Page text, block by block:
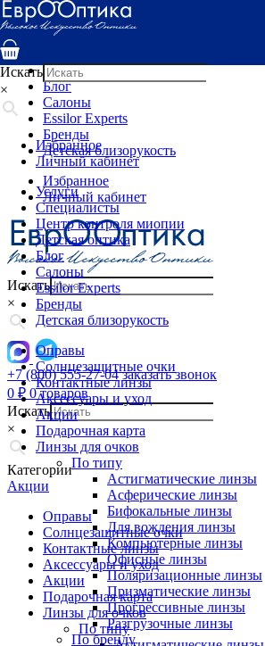
Услуги
Специалисты
Детская оптика
Блог
Салоны
Essilor Experts
Бренды
Детская близорукость
Избранное
Личный кабинет
Искать
×
+7 (800) 555-27-04 заказать звонок
0 ₽ 0 товаров
Искать
×
Категории
Акции
Оправы
Солнцезащитные очки
Контактные линзы
Аксессуары и уход
Акции
Подарочная карта
Линзы для очков
По типу
Искать
×
Избранное
Личный кабинет
Услуги
Специалисты
Центр контроля миопии
Детская оптика
Блог
Салоны
Essilor Experts
Бренды
Детская близорукость
Оправы
Солнцезащитные очки
Контактные линзы
Аксессуары и уход
Акции
Подарочная карта
Линзы для очков
По типу
Астигматические линзы
Асферические линзы
Бифокальные линзы
Для вождения линзы
Компьютерные линзы
Офисные линзы
Поляризационные линзы
Призматические линзы
Прогрессивные линзы
Разгрузочные линзы
По бренду